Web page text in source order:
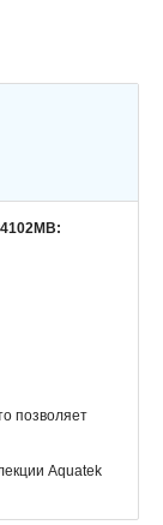
позволяет
Aquatek